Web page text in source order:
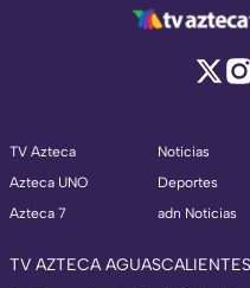
TV Azteca
Azteca UNO
Azteca 7
Noticias
Deportes
adn Noticias
TV AZTECA AGUASCALIENTES